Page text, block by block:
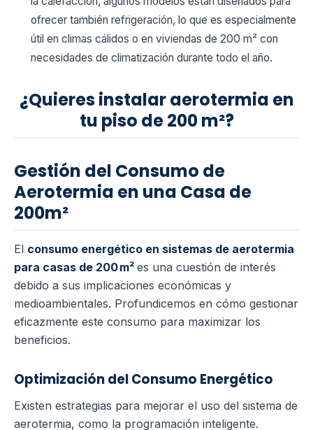
ofrecer también refrigeración, lo que es especialmente
útil en climas cálidos o en viviendas de 200 m² con
necesidades de climatización durante todo el año.
¿Quieres instalar aerotermia en
tu piso de 200 m²?
Gestión del Consumo de
Aerotermia en una Casa de
200m²
El consumo energético en sistemas de aerotermia
para casas de 200 m² es una cuestión de interés
debido a sus implicaciones económicas y
medioambientales. Profundicemos en cómo gestionar
eficazmente este consumo para maximizar los
beneficios.
Optimización del Consumo Energético
Existen estrategias para mejorar el uso del sistema de
aerotermia, como la programación inteligente.